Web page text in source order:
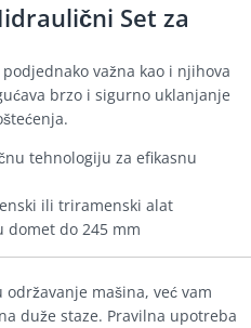
Set za
važna kao i njihova
brzo i sigurno uklanjanje
tehnologiju za efikasnu
ili triramenski alat
domet do 245 mm
mašina, već vam
duže staze. Pravilna upotreba